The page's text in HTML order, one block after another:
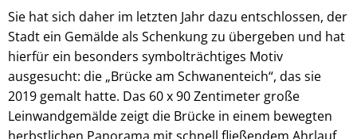
Sie hat sich daher im letzten Jahr dazu entschlossen, der
Stadt ein Gemälde als Schenkung zu übergeben und hat
hierfür ein besonders symbolträchtiges Motiv
ausgesucht: die „Brücke am Schwanenteich“, das sie
2019 gemalt hatte. Das 60 x 90 Zentimeter große
Leinwandgemälde zeigt die Brücke in einem bewegten
herbstlichen Panorama mit schnell fließendem Ahrlauf